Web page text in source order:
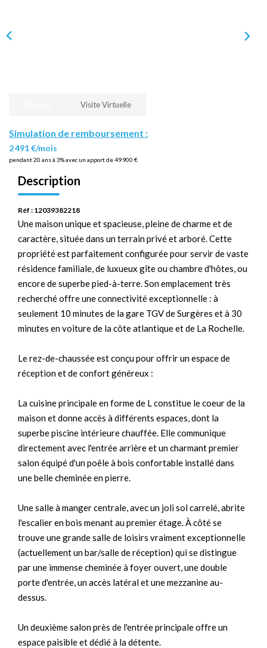
Simulation de remboursement :
2 491 €/mois
pendant 20 ans à 3% avec un apport de 49 900 €
Visite Virtuelle
Description
Réf : 12039382218
Une maison unique et spacieuse, pleine de charme et de
caractère, située dans un terrain privé et arboré. Cette
propriété est parfaitement configurée pour servir de vaste
résidence familiale, de luxueux gîte ou chambre d'hôtes, ou
encore de superbe pied-à-terre. Son emplacement très
recherché offre une connectivité exceptionnelle : à
seulement 10 minutes de la gare TGV de Surgères et à 30
minutes en voiture de la côte atlantique et de La Rochelle.
Le rez-de-chaussée est conçu pour offrir un espace de
réception et de confort généreux :
La cuisine principale en forme de L constitue le coeur de la
maison et donne accès à différents espaces, dont la
superbe piscine intérieure chauffée. Elle communique
directement avec l'entrée arrière et un charmant premier
salon équipé d'un poêle à bois confortable installé dans
une belle cheminée en pierre.
Une salle à manger centrale, avec un joli sol carrelé, abrite
l'escalier en bois menant au premier étage. À côté se
trouve une grande salle de loisirs vraiment exceptionnelle
(actuellement un bar/salle de réception) qui se distingue
par une immense cheminée à foyer ouvert, une double
porte d'entrée, un accès latéral et une mezzanine au-
dessus.
Un deuxième salon près de l'entrée principale offre un
espace paisible et dédié à la détente.